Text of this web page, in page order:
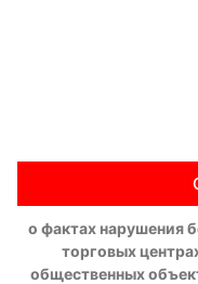
о фактах нарушения
торговых
общественных